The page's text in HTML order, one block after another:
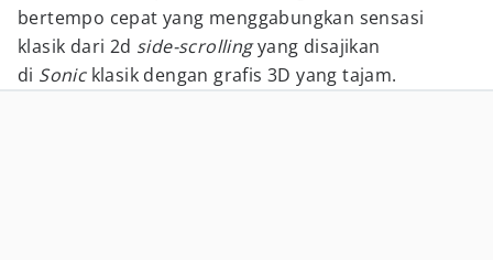
bertempo cepat yang menggabungkan sensasi
klasik dari 2d side-scrollingyang disajikan
di Sonic klasik dengan grafis 3D yang tajam.